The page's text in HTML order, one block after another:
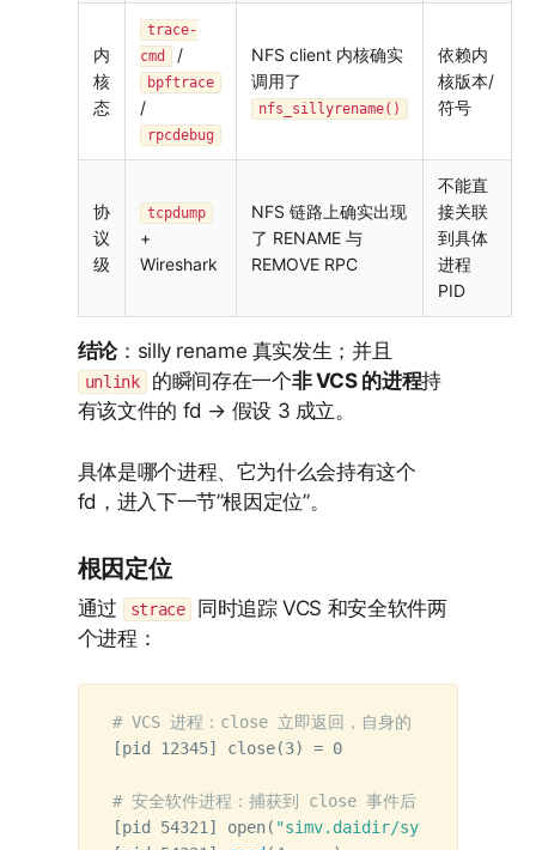
内
核
态
trace-
cmd
/
bpftrace
/
rpcdebug
NFS client 内核确实
调用了
nfs_sillyrename()
依赖内
核版本/
符号
协
议
级
tcpdump
+
Wireshark
NFS 链路上确实出现
了 RENAME 与
REMOVE RPC
不能直
接关联
到具体
进程
PID
结论：silly rename 真实发生；并且
unlink 的瞬间存在一个非 VCS 的进程持
有该文件的 fd → 假设 3 成立。
具体是哪个进程、它为什么会持有这个
fd，进入下一节”根因定位”。
根因定位
通过 strace
同时追踪 VCS 和安全软件两
个进程：
# VCS 进程：close 立即返回，自身的 fd 已释放
[pid 12345] close(3) = 0
# 安全软件进程：捕获到 close 事件后，按路径重新
[pid 54321] open( "simv.daidir/sysclib/AN.DB/